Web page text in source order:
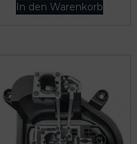
In den Warenkorb